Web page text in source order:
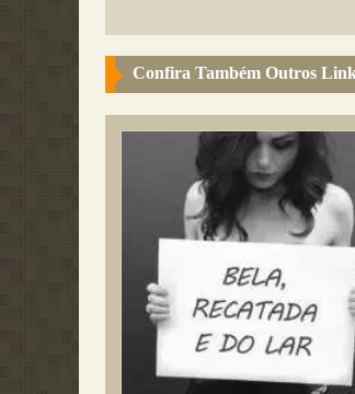
Confira Também Outros